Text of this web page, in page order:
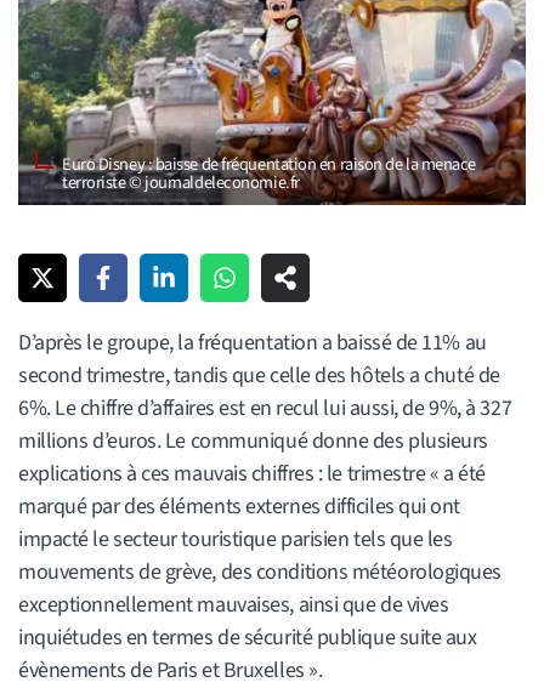
Euro Disney : baisse de fréquentation en raison de la menace
terroriste © journaldeleconomie.fr
D’après le groupe, la fréquentation a baissé de 11% au
second trimestre, tandis que celle des hôtels a chuté de
6%. Le chiffre d’affaires est en recul lui aussi, de 9%, à 327
millions d’euros. Le communiqué donne des plusieurs
explications à ces mauvais chiffres : le trimestre « a été
marqué par des éléments externes difficiles qui ont
impacté le secteur touristique parisien tels que les
mouvements de grève, des conditions météorologiques
exceptionnellement mauvaises, ainsi que de vives
inquiétudes en termes de sécurité publique suite aux
évènements de Paris et Bruxelles ».